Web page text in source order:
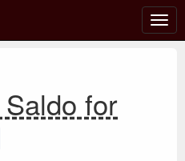
Slå
for